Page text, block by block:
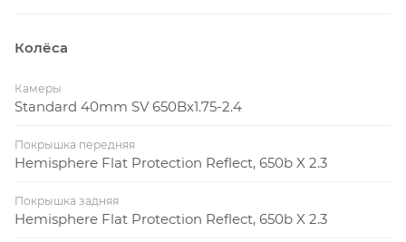
Колёса
Камеры
Standard 40mm SV 650Bx1.75-2.4
Покрышка передняя
Hemisphere Flat Protection Reflect, 650b X 2.3
Покрышка задняя
Hemisphere Flat Protection Reflect, 650b X 2.3